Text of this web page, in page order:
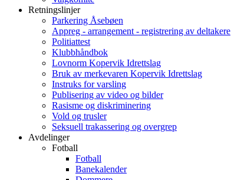
Retningslinjer
Parkering Åsebøen
Appreg - arrangement - registrering av deltakere
Politiattest
Klubbhåndbok
Lovnorm Kopervik Idrettslag
Bruk av merkevaren Kopervik Idrettslag
Instruks for varsling
Publisering av video og bilder
Rasisme og diskriminering
Vold og trusler
Seksuell trakassering og overgrep
Avdelinger
Fotball
Fotball
Banekalender